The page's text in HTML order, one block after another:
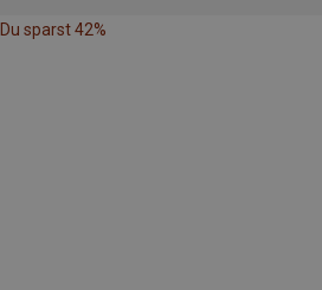
Du sparst 42%